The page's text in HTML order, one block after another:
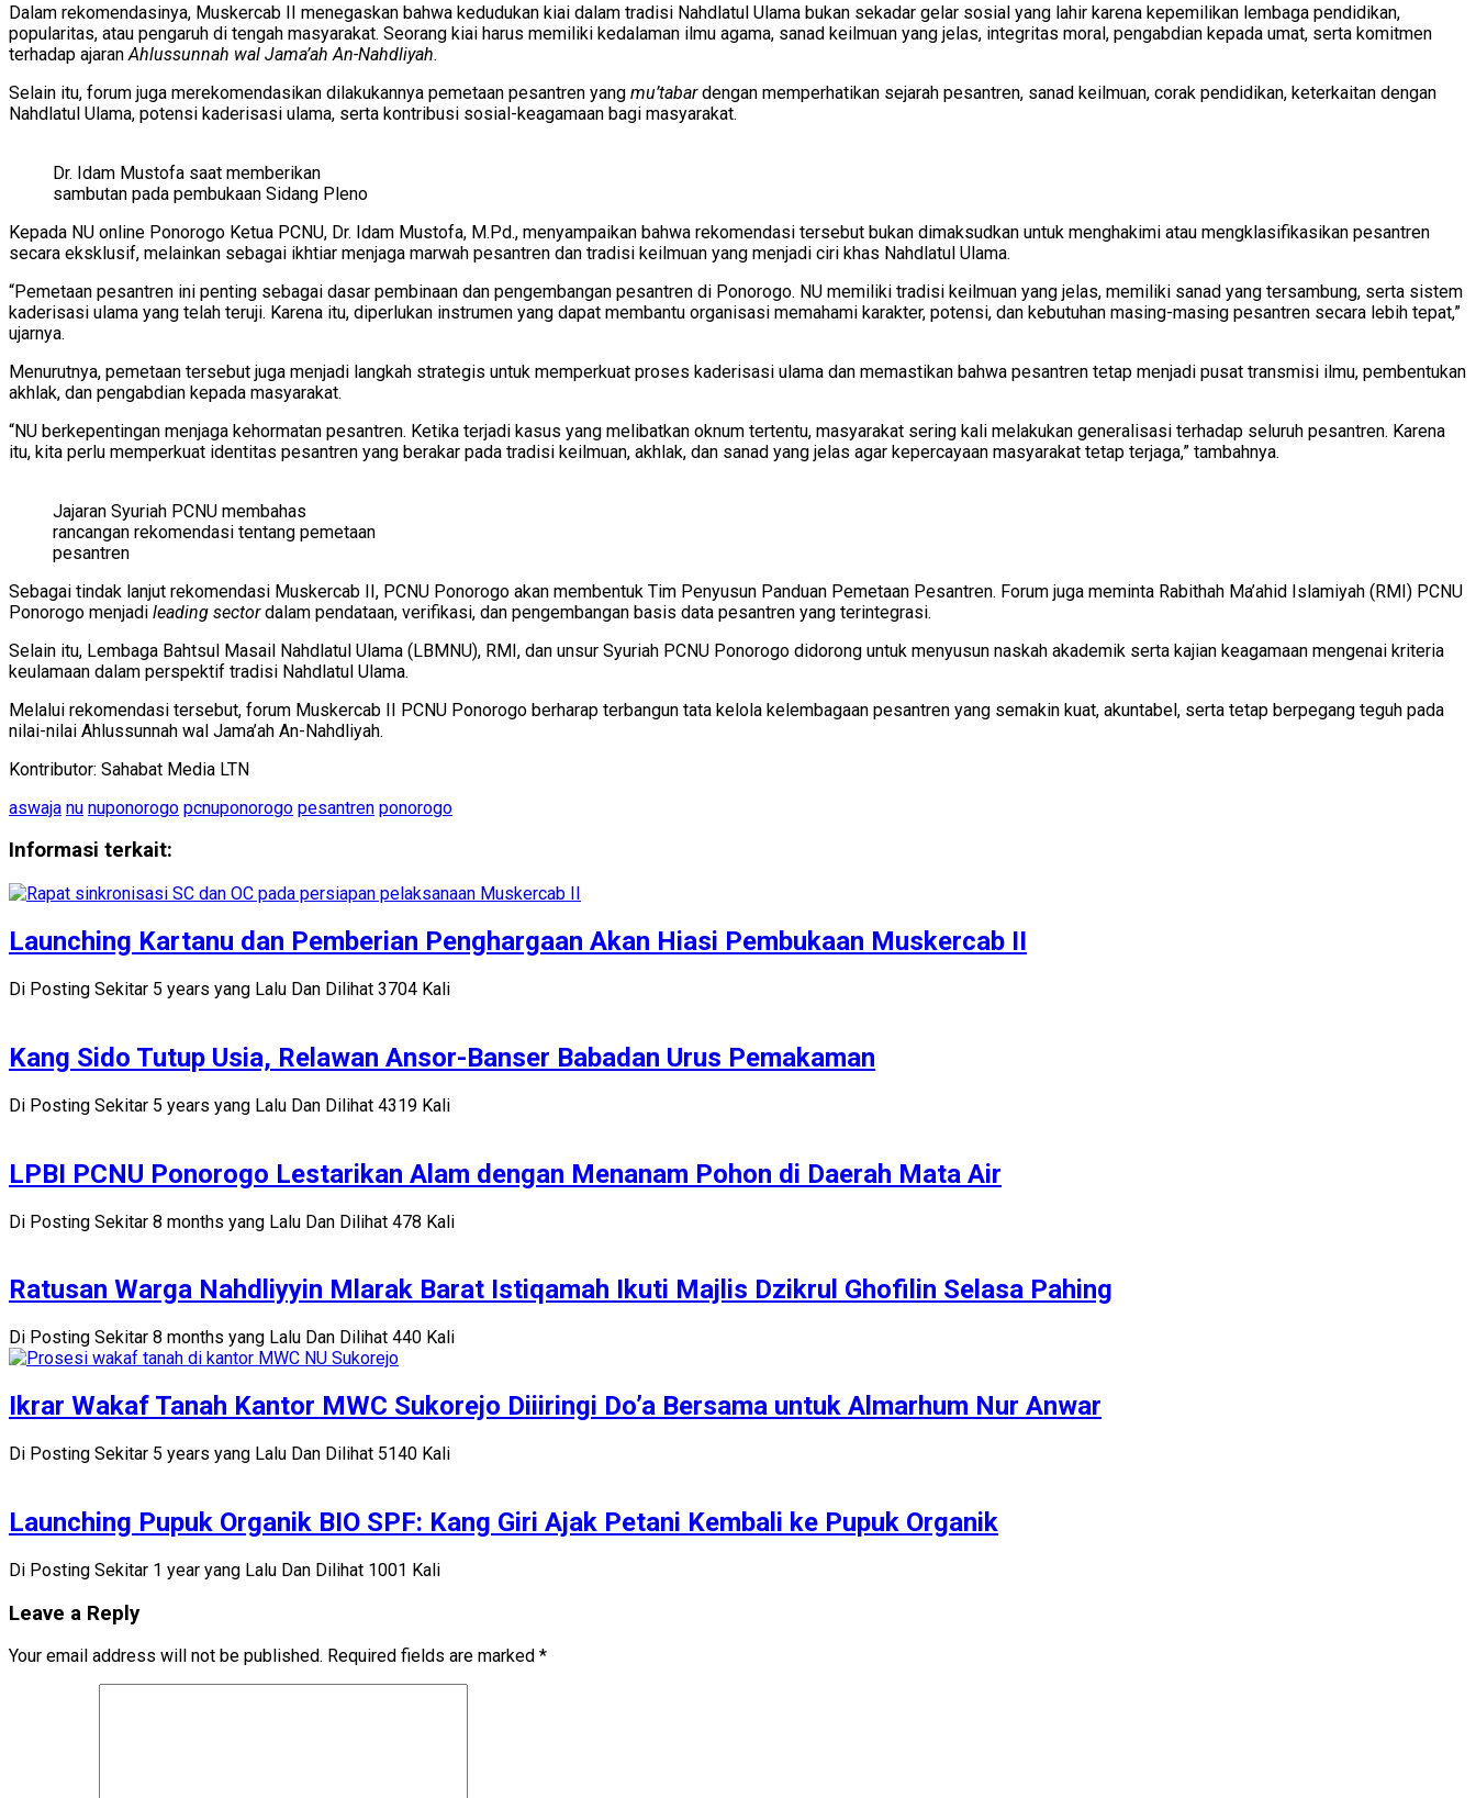
Dalam rekomendasinya, Muskercab II menegaskan bahwa kedudukan kiai dalam tradisi Nahdlatul Ulama bukan sekadar gelar sosial yang lahir karena kepemilikan lembaga pendidikan,
popularitas, atau pengaruh di tengah masyarakat. Seorang kiai harus memiliki kedalaman ilmu agama, sanad keilmuan yang jelas, integritas moral, pengabdian kepada umat, serta komitmen
terhadap ajaran Ahlussunnah wal Jama’ah An-Nahdliyah.
Selain itu, forum juga merekomendasikan dilakukannya pemetaan pesantren yang mu’tabardengan memperhatikan sejarah pesantren, sanad keilmuan, corak pendidikan, keterkaitan dengan
Nahdlatul Ulama, potensi kaderisasi ulama, serta kontribusi sosial-keagamaan bagi masyarakat.
Dr. Idam Mustofa saat memberikan
sambutan pada pembukaan Sidang Pleno
Kepada NU online Ponorogo Ketua PCNU, Dr. Idam Mustofa, M.Pd., menyampaikan bahwa rekomendasi tersebut bukan dimaksudkan untuk menghakimi atau mengklasifikasikan pesantren
secara eksklusif, melainkan sebagai ikhtiar menjaga marwah pesantren dan tradisi keilmuan yang menjadi ciri khas Nahdlatul Ulama.
“Pemetaan pesantren ini penting sebagai dasar pembinaan dan pengembangan pesantren di Ponorogo. NU memiliki tradisi keilmuan yang jelas, memiliki sanad yang tersambung, serta sistem
kaderisasi ulama yang telah teruji. Karena itu, diperlukan instrumen yang dapat membantu organisasi memahami karakter, potensi, dan kebutuhan masing-masing pesantren secara lebih tepat,”
ujarnya.
Menurutnya, pemetaan tersebut juga menjadi langkah strategis untuk memperkuat proses kaderisasi ulama dan memastikan bahwa pesantren tetap menjadi pusat transmisi ilmu, pembentukan
akhlak, dan pengabdian kepada masyarakat.
“NU berkepentingan menjaga kehormatan pesantren. Ketika terjadi kasus yang melibatkan oknum tertentu, masyarakat sering kali melakukan generalisasi terhadap seluruh pesantren. Karena
itu, kita perlu memperkuat identitas pesantren yang berakar pada tradisi keilmuan, akhlak, dan sanad yang jelas agar kepercayaan masyarakat tetap terjaga,” tambahnya.
Jajaran Syuriah PCNU membahas
rancangan rekomendasi tentang pemetaan
pesantren
Sebagai tindak lanjut rekomendasi Muskercab II, PCNU Ponorogo akan membentuk Tim Penyusun Panduan Pemetaan Pesantren. Forum juga meminta Rabithah Ma’ahid Islamiyah (RMI) PCNU
Ponorogo menjadi leading sectordalam pendataan, verifikasi, dan pengembangan basis data pesantren yang terintegrasi.
Selain itu, Lembaga Bahtsul Masail Nahdlatul Ulama (LBMNU), RMI, dan unsur Syuriah PCNU Ponorogo didorong untuk menyusun naskah akademik serta kajian keagamaan mengenai kriteria
keulamaan dalam perspektif tradisi Nahdlatul Ulama.
Melalui rekomendasi tersebut, forum Muskercab II PCNU Ponorogo berharap terbangun tata kelola kelembagaan pesantren yang semakin kuat, akuntabel, serta tetap berpegang teguh pada
nilai-nilai Ahlussunnah wal Jama’ah An-Nahdliyah.
Kontributor: Sahabat Media LTN
aswaja nu nuponorogo pcnuponorogo pesantren ponorogo
Informasi terkait:
Launching Kartanu dan Pemberian Penghargaan Akan Hiasi Pembukaan Muskercab II
Di Posting Sekitar 5 years yang Lalu Dan Dilihat 3704 Kali
Kang Sido Tutup Usia, Relawan Ansor-Banser Babadan Urus Pemakaman
Di Posting Sekitar 5 years yang Lalu Dan Dilihat 4319 Kali
LPBI PCNU Ponorogo Lestarikan Alam dengan Menanam Pohon di Daerah Mata Air
Di Posting Sekitar 8 months yang Lalu Dan Dilihat 478 Kali
Ratusan Warga Nahdliyyin Mlarak Barat Istiqamah Ikuti Majlis Dzikrul Ghofilin Selasa Pahing
Di Posting Sekitar 8 months yang Lalu Dan Dilihat 440 Kali
Ikrar Wakaf Tanah Kantor MWC Sukorejo Diiiringi Do’a Bersama untuk Almarhum Nur Anwar
Di Posting Sekitar 5 years yang Lalu Dan Dilihat 5140 Kali
Launching Pupuk Organik BIO SPF: Kang Giri Ajak Petani Kembali ke Pupuk Organik
Di Posting Sekitar 1 year yang Lalu Dan Dilihat 1001 Kali
Leave a Reply
Your email address will not be published. Required fields are marked *